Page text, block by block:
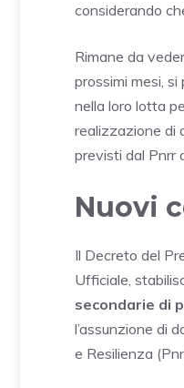
considerando
Rimane da
prossimi mesi,
nella loro lotta
realizzazione di
previsti dal Pnrr
Nuovi
Il Decreto del
Ufficiale,
secondarie di
l’assunzione di
e Resilienza